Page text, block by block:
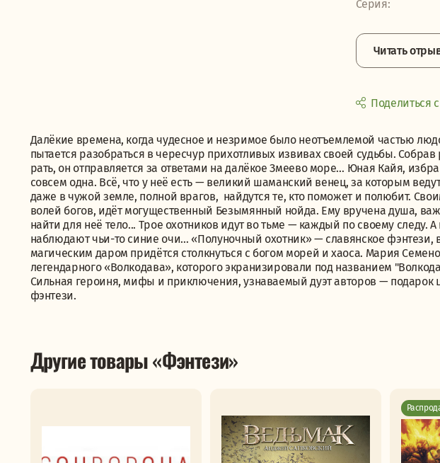
Серия:
Читать
Поделиться
Далёкие времена, когда чудесное и незримое было неотъемлемой частью
пытается разобраться в чересчур прихотливых извивах своей судьбы.
рать, он отправляется за ответами на далёкое Змеево море… Юная Кайя,
совсем одна. Всё, что у неё есть — великий шаманский венец, за которым
даже в чужой земле, полной врагов, найдутся те, кто поможет и полюбит.
волей богов, идёт могущественный Безымянный нойда. Ему вручена душа,
найти для неё тело... Трое охотников идут во тьме — каждый по своему следу.
наблюдают чьи-то синие очи… «Полуночный охотник» — славянское фэнтези,
магическим даром придётся столкнуться с богом морей и хаоса. Мария
легендарного «Волкодава», которого экранизировали под названием
Сильная героиня, мифы и приключения, узнаваемый дуэт авторов — подарок
фэнтези.
Другие товары «Фэнтези»